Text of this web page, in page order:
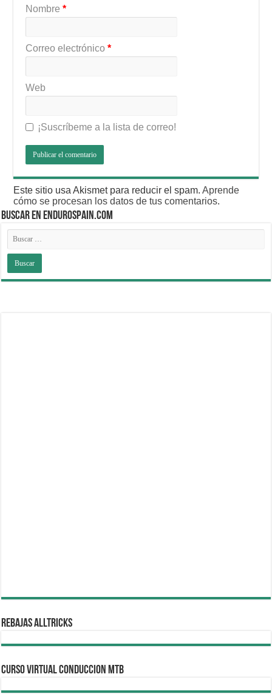
Nombre*
Correo electrónico*
Web
¡Suscríbeme a la lista de correo!
Este sitio usa Akismet para reducir el spam.Aprende
cómo se procesan los datos de tus comentarios.
BUSCAR EN ENDUROSPAIN.COM
REBAJAS ALLTRICKS
CURSO VIRTUAL CONDUCCION MTB